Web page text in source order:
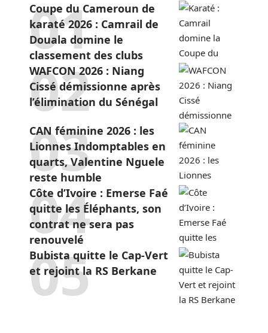
Coupe du Cameroun de
karaté 2026 : Camrail de
Douala domine le
classement des clubs
WAFCON 2026 : Niang
Cissé démissionne après
l’élimination du Sénégal
CAN féminine 2026 : les
Lionnes Indomptables en
quarts, Valentine Nguele
reste humble
Côte d’Ivoire : Emerse Faé
quitte les Éléphants, son
contrat ne sera pas
renouvelé
Bubista quitte le Cap-Vert
et rejoint la RS Berkane